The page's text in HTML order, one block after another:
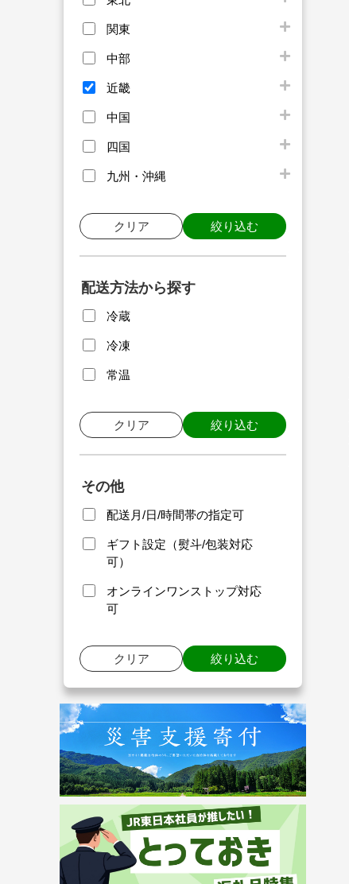
関東
中部
近畿
中国
四国
九州・沖縄
クリア 絞り込む
配送方法から探す
冷蔵
冷凍
常温
クリア 絞り込む
その他
配送月/日/時間帯の指定可
ギフト設定（熨斗/包装対応
可）
オンラインワンストップ対応
可
クリア 絞り込む